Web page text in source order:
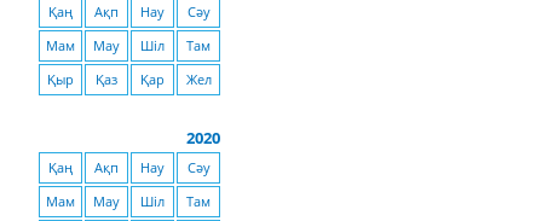
Қаң Ақп Нау
Сәу
Мам
Мау Шіл
Там
Қыр
Қаз Қар Жел
2020
Қаң Ақп Нау
Сәу
Мам
Мау Шіл
Там